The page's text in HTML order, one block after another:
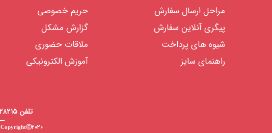
مراحل ارسال سفارش
پیگری آنلاین سفارش
شیوه های پرداخت
راهنمای سایز
حریم خصوصی
گزارش مشکل
ملاقات حضوری
آموزش الکترونیکی
تلفن ۲۸۴۲۸۲۱۵ - ۰۲۱ و ۹۱۰۳۵۲۱۶ - ۰۲۱ | info@irantextilemarket.ir
CopyrightⒸ۲۰۲۰ | تمامی حقوق مادی و معنوی این سایت متعلق به